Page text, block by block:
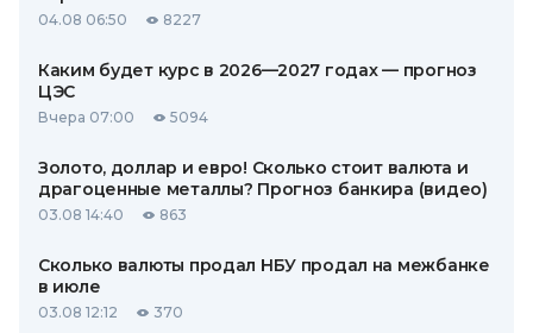
04.08 06:50 8227
Каким будет курс в 2026—2027 годах — прогноз
ЦЭС
Вчера 07:00 5094
Золото, доллар и евро! Сколько стоит валюта и
драгоценные металлы? Прогноз банкира (видео)
03.08 14:40 863
Сколько валюты продал НБУ продал на межбанке
в июле
03.08 12:12 370